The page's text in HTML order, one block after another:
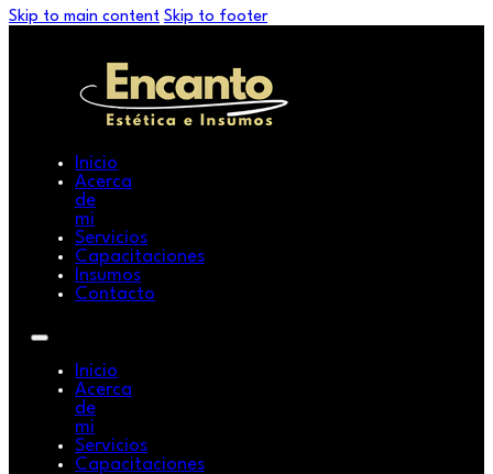
Skip to main content Skip to footer
Inicio
Acerca
de
mi
Servicios
Capacitaciones
Insumos
Contacto
Inicio
Acerca
de
mi
Servicios
Capacitaciones